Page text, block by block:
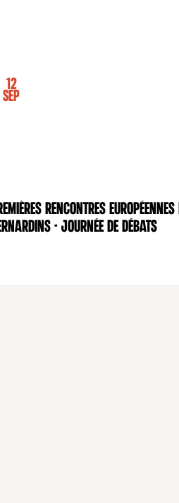
12
Sep
rencontres européennes
- Journée de débats